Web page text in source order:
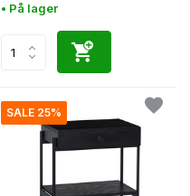
• På lager
SALE 25%